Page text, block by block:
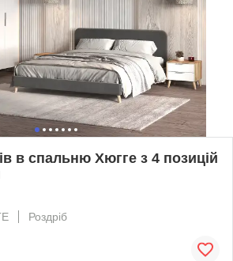
в спальню Хюгге з 4 позицій
Роздріб